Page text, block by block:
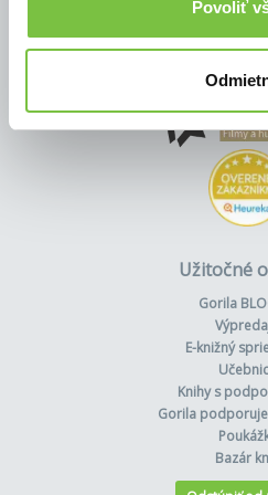
Povoliť
Užitočné
Gorila
E-knižný
Knihy s
Gorila
Bazár